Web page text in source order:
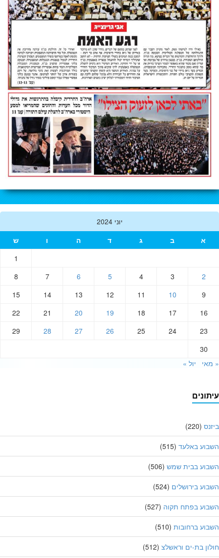
יוני 2024
10
12
13
14
15
16
17
18
19
20
22
23
24
25
26
27
28
29
30
יול »
(220)
באלעד(515)
בבית שמש(506)
בירושלים(524)
בפתח תקוה(527)
ברחובות(510)
בת-ים וראשלצ(512)